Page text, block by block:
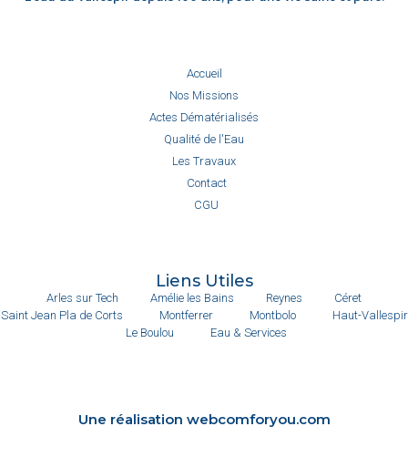
Accueil
Nos Missions
Actes Dématérialisés
Qualité de l'Eau
Les Travaux
Contact
CGU
Liens Utiles
Arles sur Tech Amélie les Bains Reynes
Céret
Saint Jean Pla de Corts
Montferrer Montbolo
Haut-Vallespir
Le Boulou
Eau & Services
Une réalisation webcomforyou.com